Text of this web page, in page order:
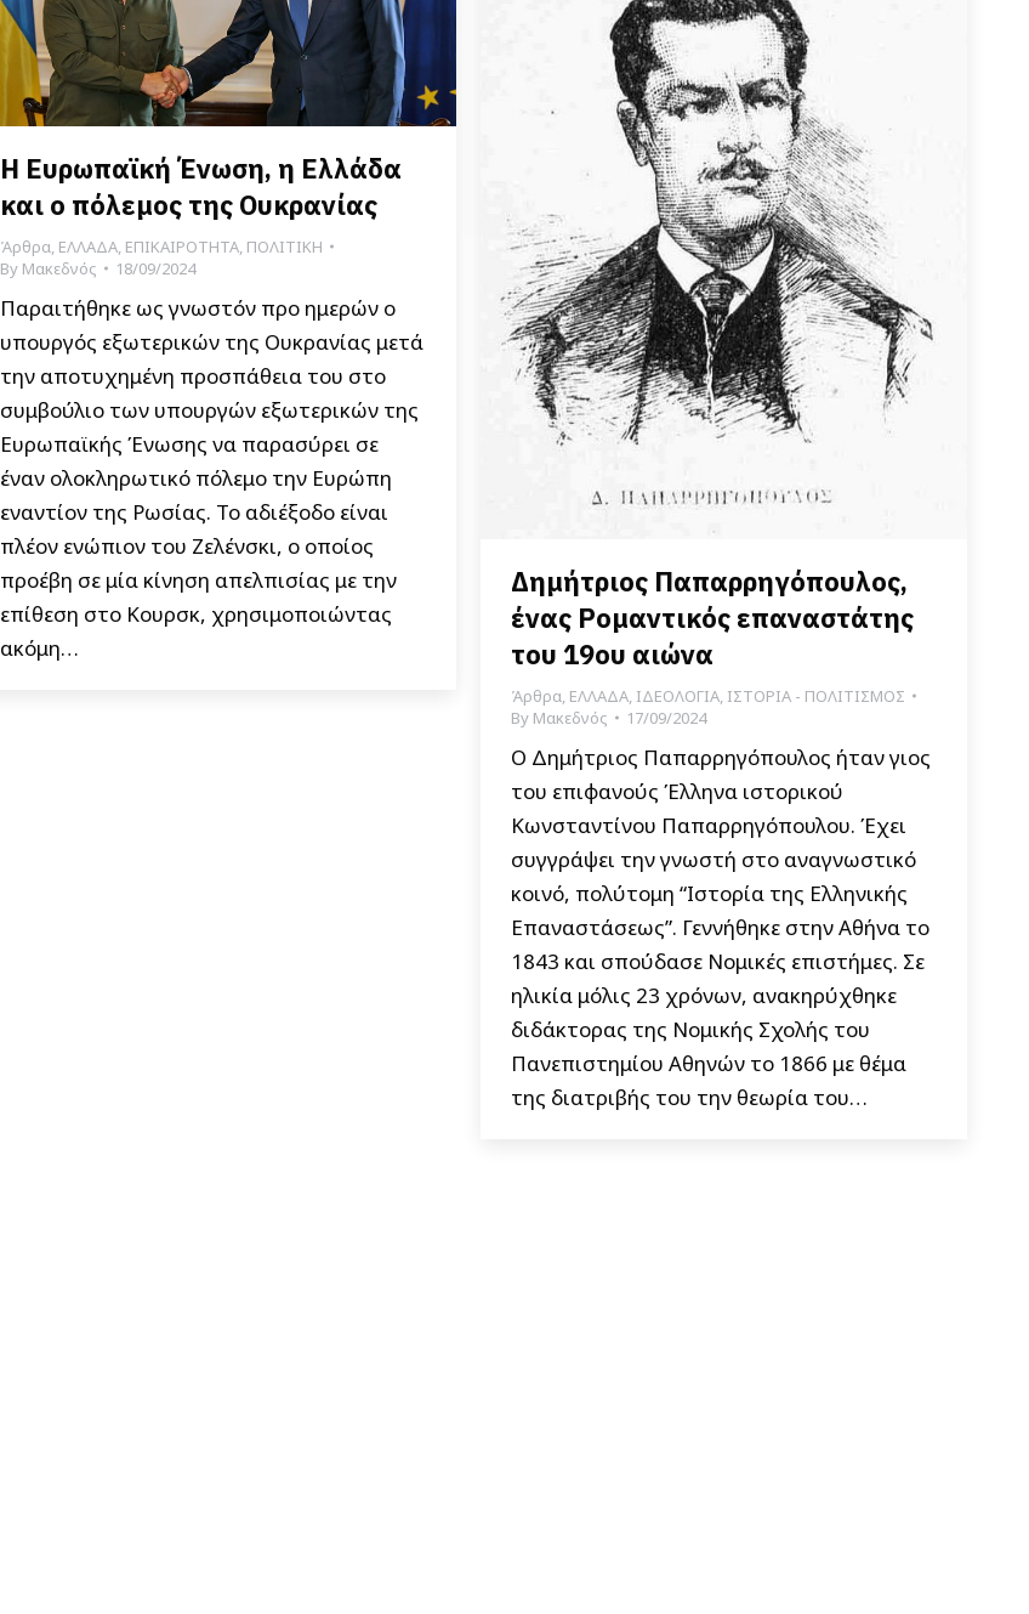
Η Ευρωπαϊκή Ένωση, η Ελλάδα
και ο πόλεμος της Ουκρανίας
Άρθρα, ΕΛΛΑΔΑ, ΕΠΙΚΑΙΡΟΤΗΤΑ, ΠΟΛΙΤΙΚΗ
By Μακεδνός 18/09/2024
Παραιτήθηκε ως γνωστόν προ ημερών ο
υπουργός εξωτερικών της Ουκρανίας μετά
την αποτυχημένη προσπάθεια του στο
συμβούλιο των υπουργών εξωτερικών της
Ευρωπαϊκής Ένωσης να παρασύρει σε
έναν ολοκληρωτικό πόλεμο την Ευρώπη
εναντίον της Ρωσίας. Το αδιέξοδο είναι
πλέον ενώπιον του Ζελένσκι, ο οποίος
προέβη σε μία κίνηση απελπισίας με την
επίθεση στο Κουρσκ, χρησιμοποιώντας
ακόμη…
Δημήτριος Παπαρρηγόπουλος,
ένας Ρομαντικός επαναστάτης
του 19ου αιώνα
Άρθρα, ΕΛΛΑΔΑ, ΙΔΕΟΛΟΓΙΑ, ΙΣΤΟΡΙΑ - ΠΟΛΙΤΙΣΜΟΣ
By Μακεδνός 17/09/2024
Ο Δημήτριος Παπαρρηγόπουλος ήταν γιος
του επιφανούς Έλληνα ιστορικού
Κωνσταντίνου Παπαρρηγόπουλου. Έχει
συγγράψει την γνωστή στο αναγνωστικό
κοινό, πολύτομη “Ιστορία της Ελληνικής
Επαναστάσεως”. Γεννήθηκε στην Αθήνα το
1843 και σπούδασε Νομικές επιστήμες. Σε
ηλικία μόλις 23 χρόνων, ανακηρύχθηκε
διδάκτορας της Νομικής Σχολής του
Πανεπιστημίου Αθηνών το 1866 με θέμα
της διατριβής του την θεωρία του…